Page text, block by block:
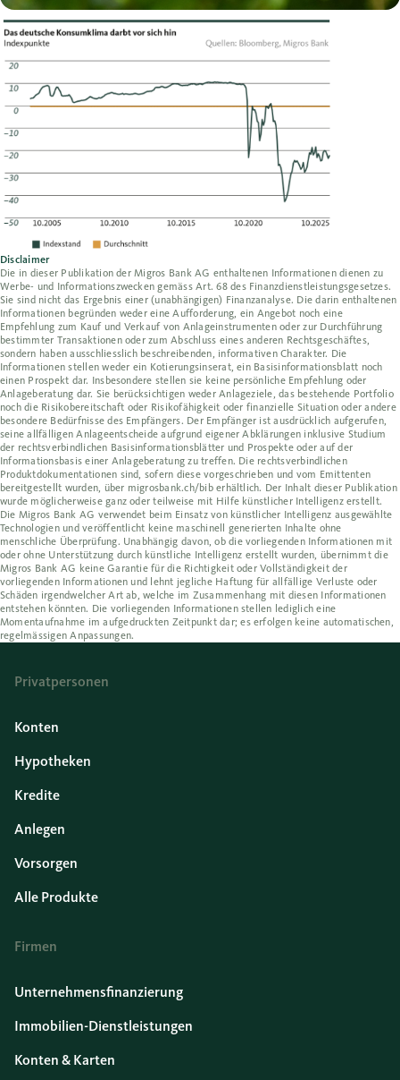
Disclaimer
Die in dieser Publikation der Migros Bank AG enthaltenen Informationen dienen zu
Werbe- und Informationszwecken gemäss Art. 68 des Finanzdienstleistungsgesetzes.
Sie sind nicht das Ergebnis einer (unabhängigen) Finanzanalyse. Die darin enthaltenen
Informationen begründen weder eine Aufforderung, ein Angebot noch eine
Empfehlung zum Kauf und Verkauf von Anlageinstrumenten oder zur Durchführung
bestimmter Transaktionen oder zum Abschluss eines anderen Rechtsgeschäftes,
sondern haben ausschliesslich beschreibenden, informativen Charakter. Die
Informationen stellen weder ein Kotierungsinserat, ein Basisinformationsblatt noch
einen Prospekt dar. Insbesondere stellen sie keine persönliche Empfehlung oder
Anlageberatung dar. Sie berücksichtigen weder Anlageziele, das bestehende Portfolio
noch die Risikobereitschaft oder Risikofähigkeit oder finanzielle Situation oder andere
besondere Bedürfnisse des Empfängers. Der Empfänger ist ausdrücklich aufgerufen,
seine allfälligen Anlageentscheide aufgrund eigener Abklärungen inklusive Studium
der rechtsverbindlichen Basisinformationsblätter und Prospekte oder auf der
Informationsbasis einer Anlageberatung zu treffen. Die rechtsverbindlichen
Produktdokumentationen sind, sofern diese vorgeschrieben und vom Emittenten
bereitgestellt wurden, über migrosbank.ch/bib erhältlich. Der Inhalt dieser Publikation
wurde möglicherweise ganz oder teilweise mit Hilfe künstlicher Intelligenz erstellt.
Die Migros Bank AG verwendet beim Einsatz von künstlicher Intelligenz ausgewählte
Technologien und veröffentlicht keine maschinell generierten Inhalte ohne
menschliche Überprüfung. Unabhängig davon, ob die vorliegenden Informationen mit
oder ohne Unterstützung durch künstliche Intelligenz erstellt wurden, übernimmt die
Migros Bank AG keine Garantie für die Richtigkeit oder Vollständigkeit der
vorliegenden Informationen und lehnt jegliche Haftung für allfällige Verluste oder
Schäden irgendwelcher Art ab, welche im Zusammenhang mit diesen Informationen
entstehen könnten. Die vorliegenden Informationen stellen lediglich eine
Momentaufnahme im aufgedruckten Zeitpunkt dar; es erfolgen keine automatischen,
regelmässigen Anpassungen.
Privatpersonen
Konten
Hypotheken
Kredite
Anlegen
Vorsorgen
Alle Produkte
Firmen
Unternehmensfinanzierung
Immobilien-Dienstleistungen
Konten & Karten